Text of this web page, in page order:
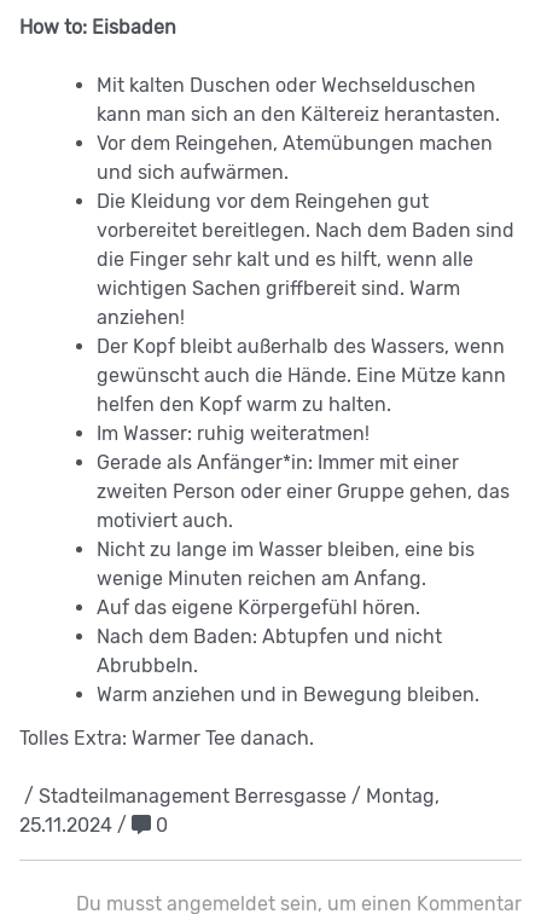
How to: Eisbaden
Mit kalten Duschen oder Wechselduschen
kann man sich an den Kältereiz herantasten.
Vor dem Reingehen, Atemübungen machen
und sich aufwärmen.
Die Kleidung vor dem Reingehen gut
vorbereitet bereitlegen. Nach dem Baden sind
die Finger sehr kalt und es hilft, wenn alle
wichtigen Sachen griffbereit sind. Warm
anziehen!
Der Kopf bleibt außerhalb des Wassers, wenn
gewünscht auch die Hände. Eine Mütze kann
helfen den Kopf warm zu halten.
Im Wasser: ruhig weiteratmen!
Gerade als Anfänger*in: Immer mit einer
zweiten Person oder einer Gruppe gehen, das
motiviert auch.
Nicht zu lange im Wasser bleiben, eine bis
wenige Minuten reichen am Anfang.
Auf das eigene Körpergefühl hören.
Nach dem Baden: Abtupfen und nicht
Abrubbeln.
Warm anziehen und in Bewegung bleiben.
Tolles Extra: Warmer Tee danach.
/ Stadteilmanagement Berresgasse / Montag,
25.11.2024 /
0
Du musst angemeldet sein, um einen Kommentar